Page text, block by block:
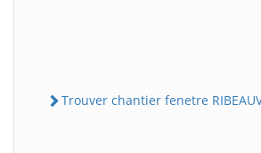
Trouver chantier fenetre